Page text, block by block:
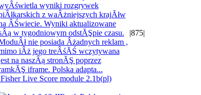
Fisher Live Score module 2.1b(pl)
|875|